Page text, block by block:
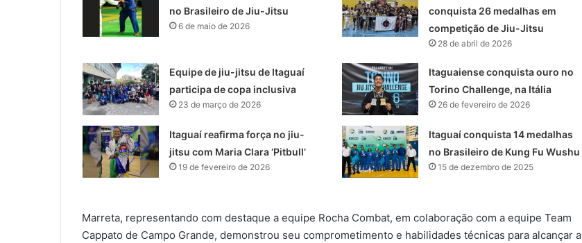
no Brasileiro de Jiu-Jitsu
6 de maio de 2026
conquista 26 medalhas em
competição de Jiu-Jitsu
28 de abril de 2026
Equipe de jiu-jitsu de Itaguaí
participa de copa inclusiva
23 de março de 2026
Itaguaiense conquista ouro no
Torino Challenge, na Itália
26 de fevereiro de 2026
Itaguaí reafirma força no jiu-
jitsu com Maria Clara ‘Pitbull’
19 de fevereiro de 2026
Itaguaí conquista 14 medalhas
no Brasileiro de Kung Fu Wushu
15 de dezembro de 2025
Marreta, representando com destaque a equipe Rocha Combat, em colaboração com a equipe Team
Cappato de Campo Grande, demonstrou seu comprometimento e habilidades técnicas para alcançar a